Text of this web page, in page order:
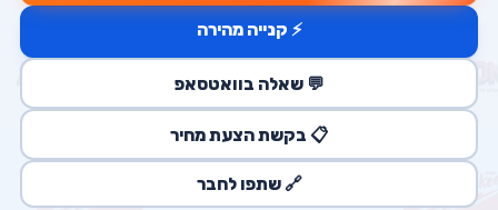
⚡ קנייה מהירה
💬 שאלה בוואטסאפ
📋 בקשת הצעת מחיר
🔗 שתפו לחבר